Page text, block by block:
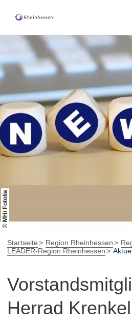
Wein &
Aktiv &
Kultur &
Rheinhessen-Blog
© MH/ Fotolia
Startseite Region Rheinhessen
LEADER-Region Rheinhessen
Herrad Krenkel